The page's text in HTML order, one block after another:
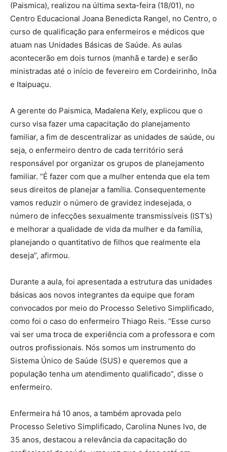
(Paismica), realizou na última sexta-feira (18/01), no
Centro Educacional Joana Benedicta Rangel, no Centro, o
curso de qualificação para enfermeiros e médicos que
atuam nas Unidades Básicas de Saúde. As aulas
acontecerão em dois turnos (manhã e tarde) e serão
ministradas até o início de fevereiro em Cordeirinho, Inõa
e Itaipuaçu.
A gerente do Paismica, Madalena Kely, explicou que o
curso visa fazer uma capacitação do planejamento
familiar, a fim de descentralizar as unidades de saúde, ou
seja, o enfermeiro dentro de cada território será
responsável por organizar os grupos de planejamento
familiar. “É fazer com que a mulher entenda que ela tem
seus direitos de planejar a família. Consequentemente
vamos reduzir o número de gravidez indesejada, o
número de infecções sexualmente transmissíveis (IST’s)
e melhorar a qualidade de vida da mulher e da família,
planejando o quantitativo de filhos que realmente ela
deseja”, afirmou.
Durante a aula, foi apresentada a estrutura das unidades
básicas aos novos integrantes da equipe que foram
convocados por meio do Processo Seletivo Simplificado,
como foi o caso do enfermeiro Thiago Reis. “Esse curso
vai ser uma troca de experiência com a professora e com
outros profissionais. Nós somos um instrumento do
Sistema Único de Saúde (SUS) e queremos que a
população tenha um atendimento qualificado”, disse o
enfermeiro.
Enfermeira há 10 anos, a também aprovada pelo
Processo Seletivo Simplificado, Carolina Nunes Ivo, de
35 anos, destacou a relevância da capacitação do